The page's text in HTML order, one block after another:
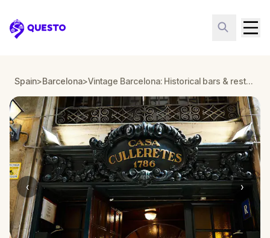
Questo
Spain>Barcelona> Vintage Barcelona: Historical bars & restaurants
‹ ›